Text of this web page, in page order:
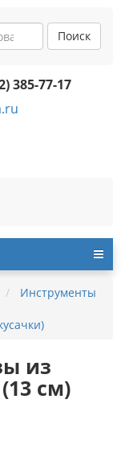
Поиск
385-77-17
Инструменты
из
см)